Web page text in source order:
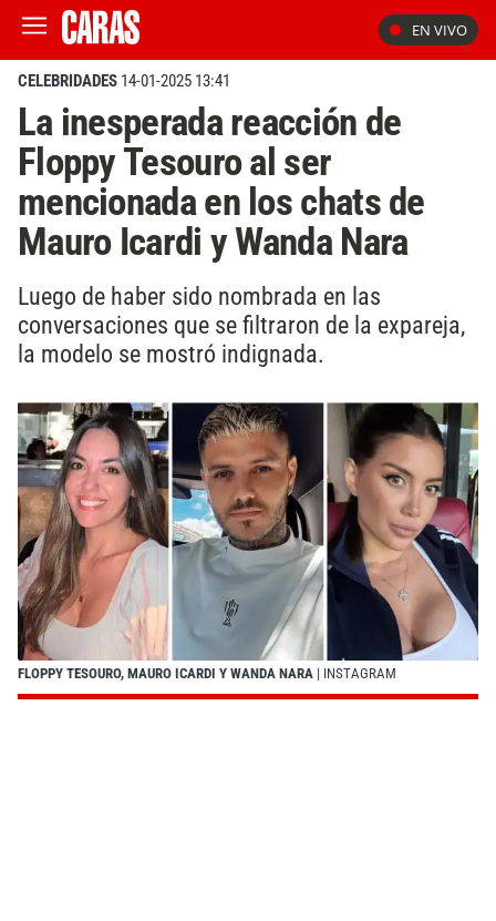
EN VIVO
CELEBRIDADES 14-01-2025 13:41
La inesperada reacción de
Floppy Tesouro al ser
mencionada en los chats de
Mauro Icardi y Wanda Nara
Luego de haber sido nombrada en las
conversaciones que se filtraron de la expareja,
la modelo se mostró indignada.
FLOPPY TESOURO, MAURO ICARDI Y WANDA NARA | INSTAGRAM